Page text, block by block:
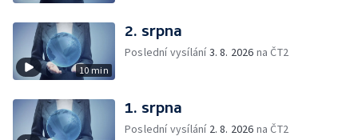
10 min
2. srpna
Poslední vysílání3. 8. 2026 na ČT2
1. srpna
Poslední vysílání 2. 8. 2026 na ČT2